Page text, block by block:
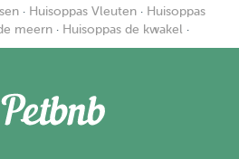
· Huisoppas Vleuten · Huisoppas
meern · Huisoppas de kwakel ·